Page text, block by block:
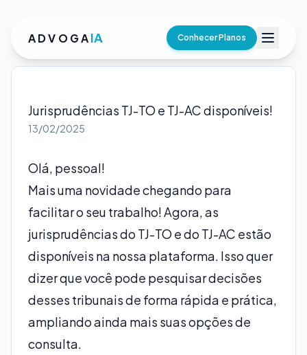
ADVOGAIA Conhecer Planos
Jurisprudências TJ-TO e TJ-AC disponíveis!
13/02/2025
Olá, pessoal!
Mais uma novidade chegando para
facilitar o seu trabalho! Agora, as
jurisprudências do TJ-TO e do TJ-AC estão
disponíveis na nossa plataforma. Isso quer
dizer que você pode pesquisar decisões
desses tribunais de forma rápida e prática,
ampliando ainda mais suas opções de
consulta.